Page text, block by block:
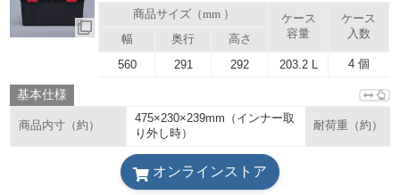
商品サイズ（mm ）
ケース
容量
ケース
入数
幅 奥行 高さ
560 291 292 203.2 L 4 個
基本仕様
商品内寸（約）
475×230×239mm（インナー取
り外し時）
耐荷重（約）
オンラインストア